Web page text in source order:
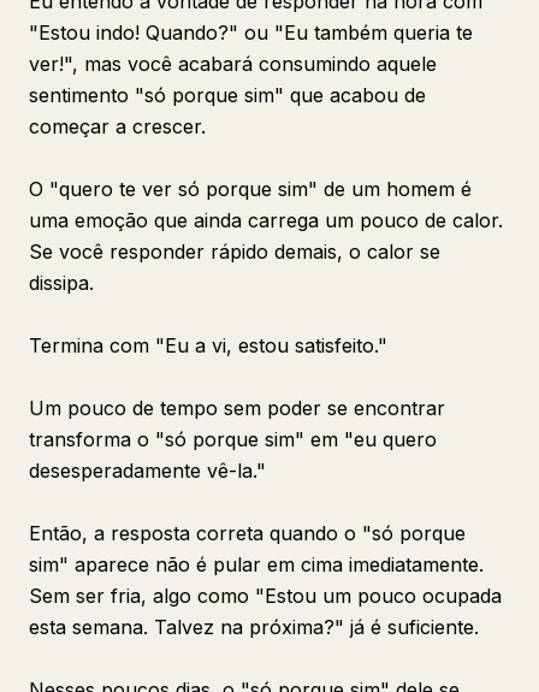
"Estou indo! Quando?" ou "Eu também queria te
ver!", mas você acabará consumindo aquele
sentimento "só porque sim" que acabou de
começar a crescer.
O "quero te ver só porque sim" de um homem é
uma emoção que ainda carrega um pouco de calor.
Se você responder rápido demais, o calor se
dissipa.
Termina com "Eu a vi, estou satisfeito."
Um pouco de tempo sem poder se encontrar
transforma o "só porque sim" em "eu quero
desesperadamente vê-la."
Então, a resposta correta quando o "só porque
sim" aparece não é pular em cima imediatamente.
Sem ser fria, algo como "Estou um pouco ocupada
esta semana. Talvez na próxima?" já é suficiente.